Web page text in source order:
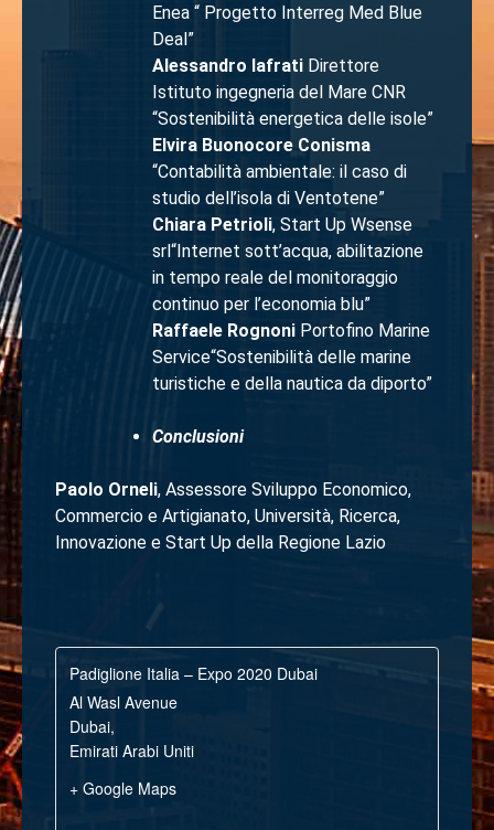
Enea “ Progetto Interreg Med Blue
Deal”
Alessandro Iafrati Direttore
Istituto ingegneria del Mare CNR
“Sostenibilità energetica delle isole”
Elvira Buonocore Conisma
“Contabilità ambientale: il caso di
studio dell’isola di Ventotene”
Chiara Petrioli, Start Up Wsense
srl“Internet sott’acqua, abilitazione
in tempo reale del monitoraggio
continuo per l’economia blu”
Raffaele Rognoni Portofino Marine
Service“Sostenibilità delle marine
turistiche e della nautica da diporto”
Conclusioni
Paolo Orneli, Assessore Sviluppo Economico,
Commercio e Artigianato, Università, Ricerca,
Innovazione e Start Up della Regione Lazio
Padiglione Italia – Expo 2020 Dubai
Al Wasl Avenue
Dubai,
Emirati Arabi Uniti
+ Google Maps